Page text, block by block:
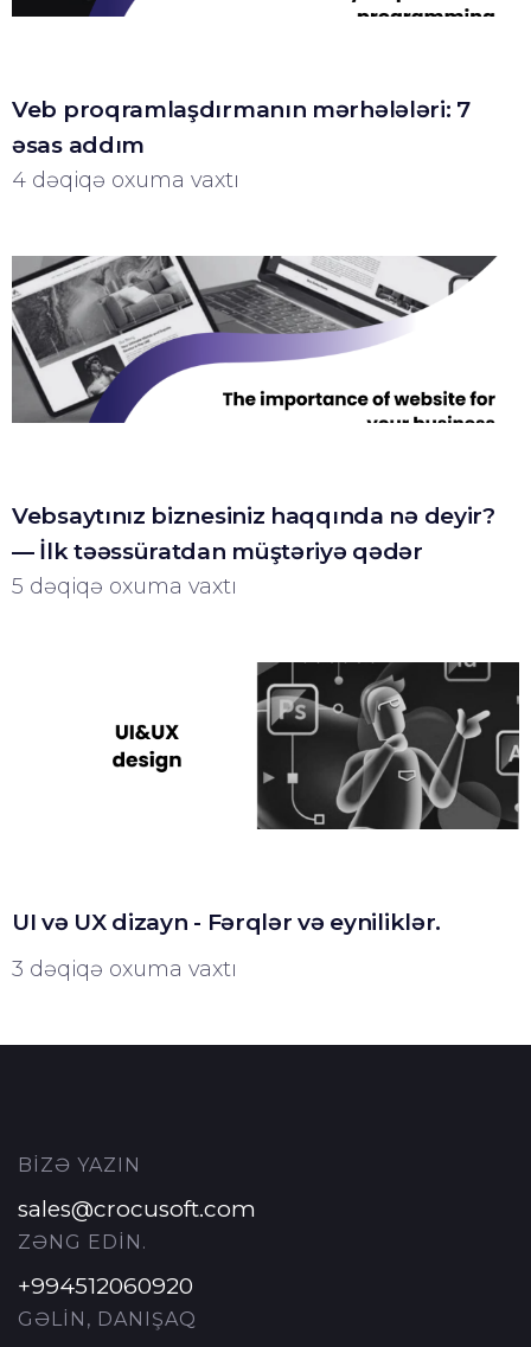
Veb proqramlaşdırmanın mərhələləri: 7
əsas addım
4 dəqiqə oxuma vaxtı
Vebsaytınız biznesiniz haqqında nə deyir?
— İlk təəssüratdan müştəriyə qədər
5 dəqiqə oxuma vaxtı
UI və UX dizayn - Fərqlər və eyniliklər.
3 dəqiqə oxuma vaxtı
BİZƏ YAZIN
sales@crocusoft.com
ZƏNG EDİN.
+994512060920
GƏLİN, DANIŞAQ